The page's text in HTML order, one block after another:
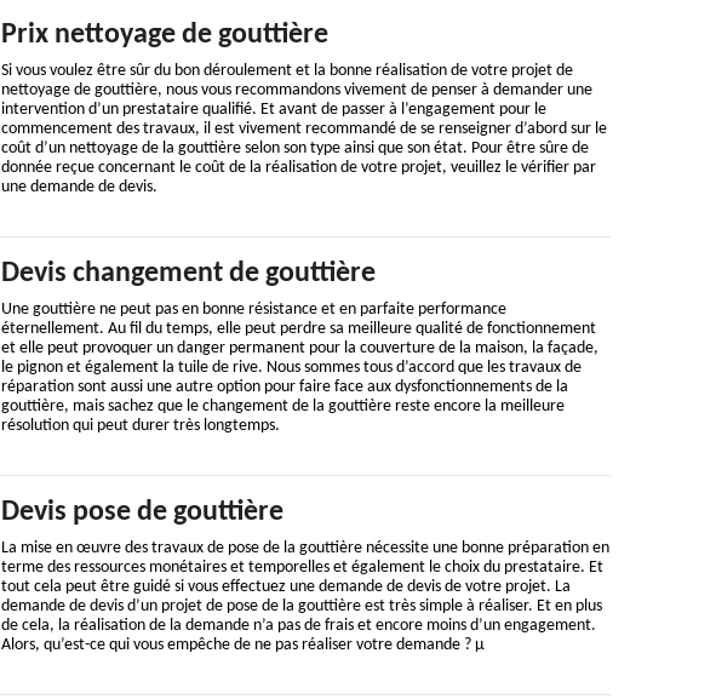
Prix nettoyage de gouttière
Si vous voulez être sûr du bon déroulement et la bonne réalisation de votre projet de
nettoyage de gouttière, nous vous recommandons vivement de penser à demander une
intervention d’un prestataire qualifié. Et avant de passer à l’engagement pour le
commencement des travaux, il est vivement recommandé de se renseigner d’abord sur le
coût d’un nettoyage de la gouttière selon son type ainsi que son état. Pour être sûre de
donnée reçue concernant le coût de la réalisation de votre projet, veuillez le vérifier par
une demande de devis.
Devis changement de gouttière
Une gouttière ne peut pas en bonne résistance et en parfaite performance
éternellement. Au fil du temps, elle peut perdre sa meilleure qualité de fonctionnement
et elle peut provoquer un danger permanent pour la couverture de la maison, la façade,
le pignon et également la tuile de rive. Nous sommes tous d’accord que les travaux de
réparation sont aussi une autre option pour faire face aux dysfonctionnements de la
gouttière, mais sachez que le changement de la gouttière reste encore la meilleure
résolution qui peut durer très longtemps.
Devis pose de gouttière
La mise en œuvre des travaux de pose de la gouttière nécessite une bonne préparation en
terme des ressources monétaires et temporelles et également le choix du prestataire. Et
tout cela peut être guidé si vous effectuez une demande de devis de votre projet. La
demande de devis d’un projet de pose de la gouttière est très simple à réaliser. Et en plus
de cela, la réalisation de la demande n’a pas de frais et encore moins d’un engagement.
Alors, qu’est-ce qui vous empêche de ne pas réaliser votre demande ? µ